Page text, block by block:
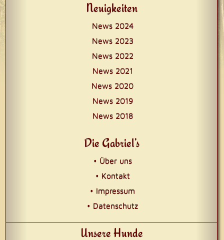
Neuigkeiten
News 2024
News 2023
News 2022
News 2021
News 2020
News 2019
News 2018
Die Gabriel’s
• Über uns
• Kontakt
• Impressum
• Datenschutz
Unsere Hunde